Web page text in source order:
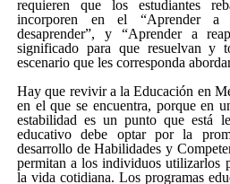
requieren que los estudiantes
incorporen en el “Aprender a
desaprender”, y “Aprender a
significado para que resuelvan y
escenario que les corresponda
Hay que revivir a la Educación en
en el que se encuentra, porque en
estabilidad es un punto que está
educativo debe optar por la
desarrollo de Habilidades y
permitan a los individuos utilizarlos
la vida cotidiana. Los programas